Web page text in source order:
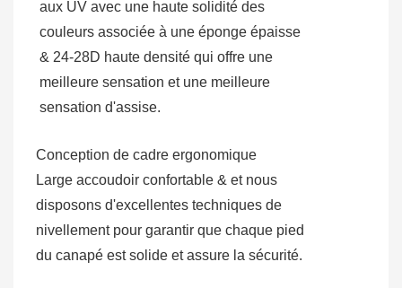
aux UV avec une haute solidité des
couleurs associée à une éponge épaisse
& 24-28D haute densité qui offre une
meilleure sensation et une meilleure
sensation d'assise.
Conception de cadre ergonomique
Large accoudoir confortable & et nous
disposons d'excellentes techniques de
nivellement pour garantir que chaque pied
du canapé est solide et assure la sécurité.